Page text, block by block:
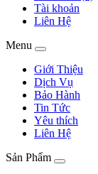
Tài khoản
Liên Hệ
Menu
Giới Thiệu
Dịch Vụ
Bảo Hành
Tin Tức
Yêu thích
Liên Hệ
Sản Phẩm